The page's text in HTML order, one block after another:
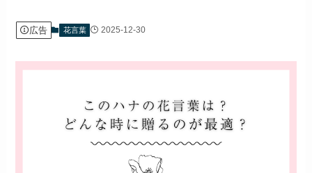
広告 花言葉 2025-12-30